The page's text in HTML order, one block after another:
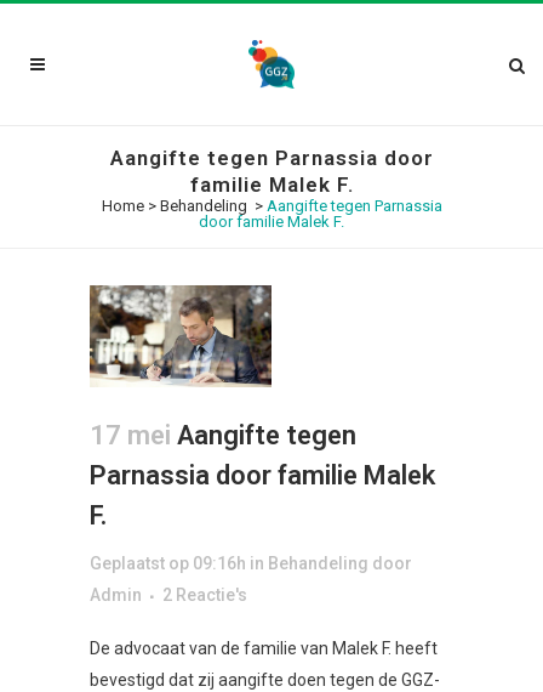
Aangifte tegen Parnassia door
familie Malek F.
Home> Behandeling > Aangifte tegen Parnassia
door familie Malek F.
17 mei Aangifte tegen
Parnassia door familie Malek
F.
Geplaatst op 09:16h in Behandeling door
Admin
2 Reactie's
De advocaat van de familie van Malek F. heeft
bevestigd dat zij aangifte doen tegen de GGZ-